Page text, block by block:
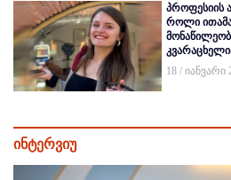
პროფესიის
როლი
18 / იანვარი
ინტერვიუ